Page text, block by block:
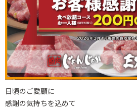
日頃のご愛顧に
感謝の気持ちを込めて